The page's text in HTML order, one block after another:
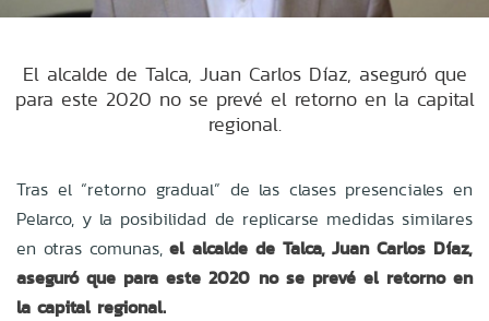
El alcalde de Talca, Juan Carlos Díaz, aseguró que
para este 2020 no se prevé el retorno en la capital
regional.
Tras el “retorno gradual” de las clases presenciales en
Pelarco, y la posibilidad de replicarse medidas similares
en otras comunas,el alcalde de Talca, Juan Carlos Díaz,
aseguró que para este 2020 no se prevé el retorno en
la capital regional.